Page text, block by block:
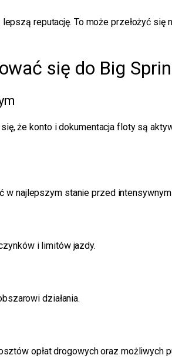
reputację. To może przełożyć się
się do Big
że konto i dokumentacja floty są
w najlepszym stanie przed
i limitów jazdy.
działania.
opłat drogowych oraz możliwych